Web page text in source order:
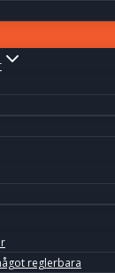
reglerbara